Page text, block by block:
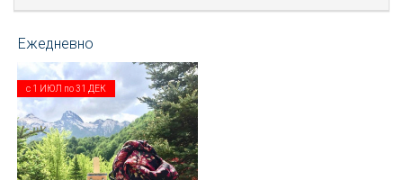
с 1 ИЮЛ по31 ДЕК